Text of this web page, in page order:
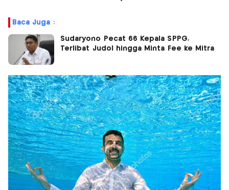
Baca Juga :
Sudaryono Pecat 66 Kepala SPPG,
Terlibat Judol hingga Minta Fee ke Mitra